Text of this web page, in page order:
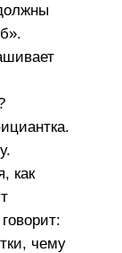
как
чему